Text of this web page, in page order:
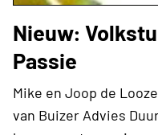
Nieuw:
Passie
Mike en Joop de
van Buizer Advies